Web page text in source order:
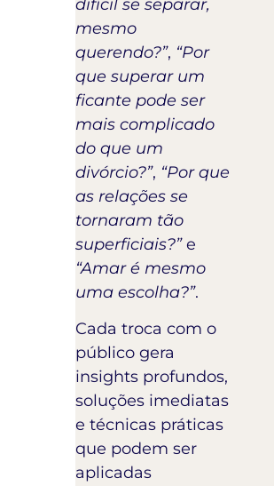
difícil se separar,
mesmo
querendo?”, “Por
que superar um
ficante pode ser
mais complicado
do que um
divórcio?”, “Por que
as relações se
tornaram tão
superficiais?”e
“Amar é mesmo
uma escolha?”.
Cada troca com o
público gera
insights profundos,
soluções imediatas
e técnicas práticas
que podem ser
aplicadas